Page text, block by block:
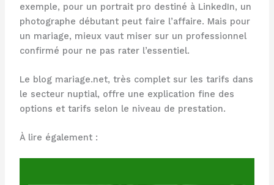
exemple, pour un portrait pro destiné à LinkedIn, un
photographe débutant peut faire l’affaire. Mais pour
un mariage, mieux vaut miser sur un professionnel
confirmé pour ne pas rater l’essentiel.
Le blog mariage.net, très complet sur les tarifs dans
le secteur nuptial, offre une explication fine des
options et tarifs selon le niveau de prestation.
À lire également :